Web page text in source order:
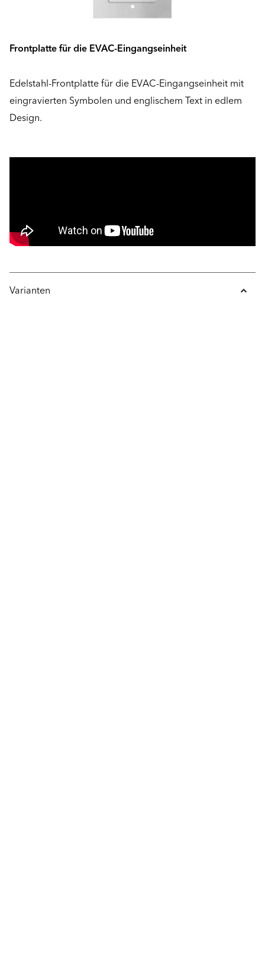
Frontplatte für die EVAC-Eingangseinheit
Edelstahl-Frontplatte für die EVAC-Eingangseinheit mit
eingravierten Symbolen und englischem Text in edlem
Design.
Varianten